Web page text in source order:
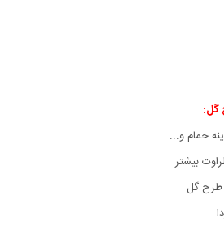
گل:
حمام و...
بیشتر